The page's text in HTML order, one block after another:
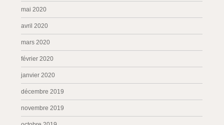
mai 2020
avril 2020
mars 2020
février 2020
janvier 2020
décembre 2019
novembre 2019